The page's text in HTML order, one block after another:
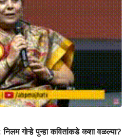
गोऱ्हे पुन्हा कवितांकडे कशा वळल्या?